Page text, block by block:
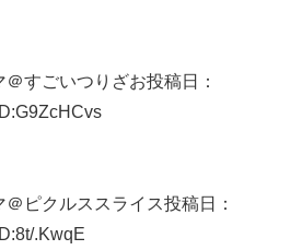
＠すごいつりざお投稿日：
＠ピクルススライス投稿日：
.KwqE